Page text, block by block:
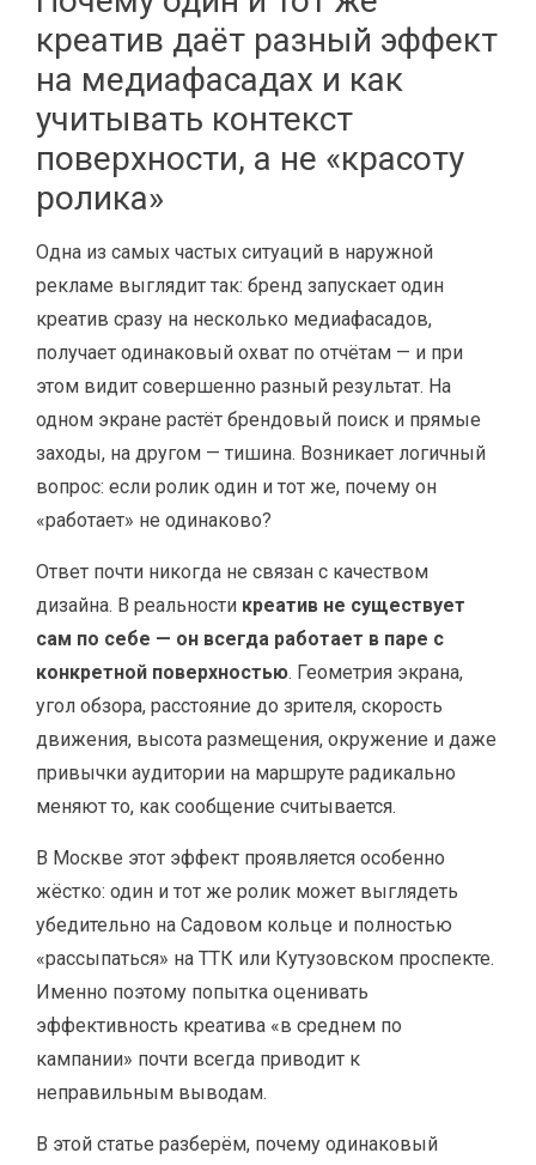
креатив даёт разный эффект
на медиафасадах и как
учитывать контекст
поверхности, а не «красоту
ролика»
Одна из самых частых ситуаций в наружной
рекламе выглядит так: бренд запускает один
креатив сразу на несколько медиафасадов,
получает одинаковый охват по отчётам — и при
этом видит совершенно разный результат. На
одном экране растёт брендовый поиск и прямые
заходы, на другом — тишина. Возникает логичный
вопрос: если ролик один и тот же, почему он
«работает» не одинаково?
Ответ почти никогда не связан с качеством
дизайна. В реальности креатив не существует
сам по себе — он всегда работает в паре с
конкретной поверхностью. Геометрия экрана,
угол обзора, расстояние до зрителя, скорость
движения, высота размещения, окружение и даже
привычки аудитории на маршруте радикально
меняют то, как сообщение считывается.
В Москве этот эффект проявляется особенно
жёстко: один и тот же ролик может выглядеть
убедительно на Садовом кольце и полностью
«рассыпаться» на ТТК или Кутузовском проспекте.
Именно поэтому попытка оценивать
эффективность креатива «в среднем по
кампании» почти всегда приводит к
неправильным выводам.
В этой статье разберём, почему одинаковый